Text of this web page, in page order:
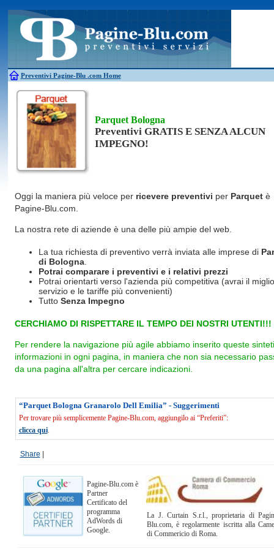
Preventivi Pagine-Blu .com Home
Antifurti
Allarme
Bagni chimici
Edilizia Giardinieri
Caldaie
Falegnami Idraulici
Canne fumarie
Parquet
Parquet Bologna
Preventivi GRATIS E SENZA ALCUN
IMPEGNO!
Oggi la maniera più veloce per ricevere preventivi per Parquetè
Pagine-Blu.com.
La nostra rete di aziende è una delle più ampie del web.
La tua richiesta di preventivo verrà inviata alle imprese di
di Bologna.
Potrai comparare i preventivi e i relativi prezzi
Potrai orientarti verso l'azienda più competitiva (avrai il
servizio e le tariffe più convenienti)
Tutto Senza Impegno
CERCHIAMO DI RISPETTARE IL TEMPO DEI NOSTRI UTENTI!!!
Per rendere la navigazione più agile abbiamo inserito queste
informazioni in ogni pagina, in maniera che non sia necessario
da una pagina all'altra per cercare indicazioni.
“Parquet Bologna Granarolo Dell Emilia” - Suggerimenti
Per trovare più semplicemente Pagine-Blu.com, aggiungilo ai “Preferiti”:
clicca qui.
Share
Pagine-Blu.com è
Partner
Certificato del
programma
AdWords di
Google.
La J. Curtain S.r.l., proprietaria di
Blu.com, è regolarmente iscritta alla
di Commericio di Roma.